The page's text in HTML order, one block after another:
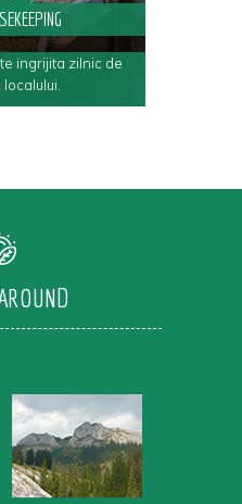
ingrijita zilnic de